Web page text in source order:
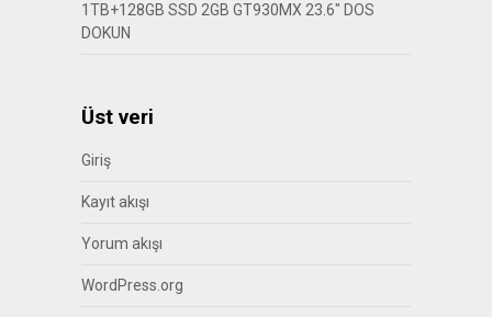
1TB+128GB SSD 2GB GT930MX 23.6″ DOS
DOKUN
Üst veri
Giriş
Kayıt akışı
Yorum akışı
WordPress.org